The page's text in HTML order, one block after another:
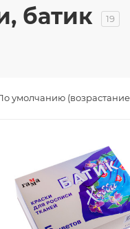
батик 19
умолчанию